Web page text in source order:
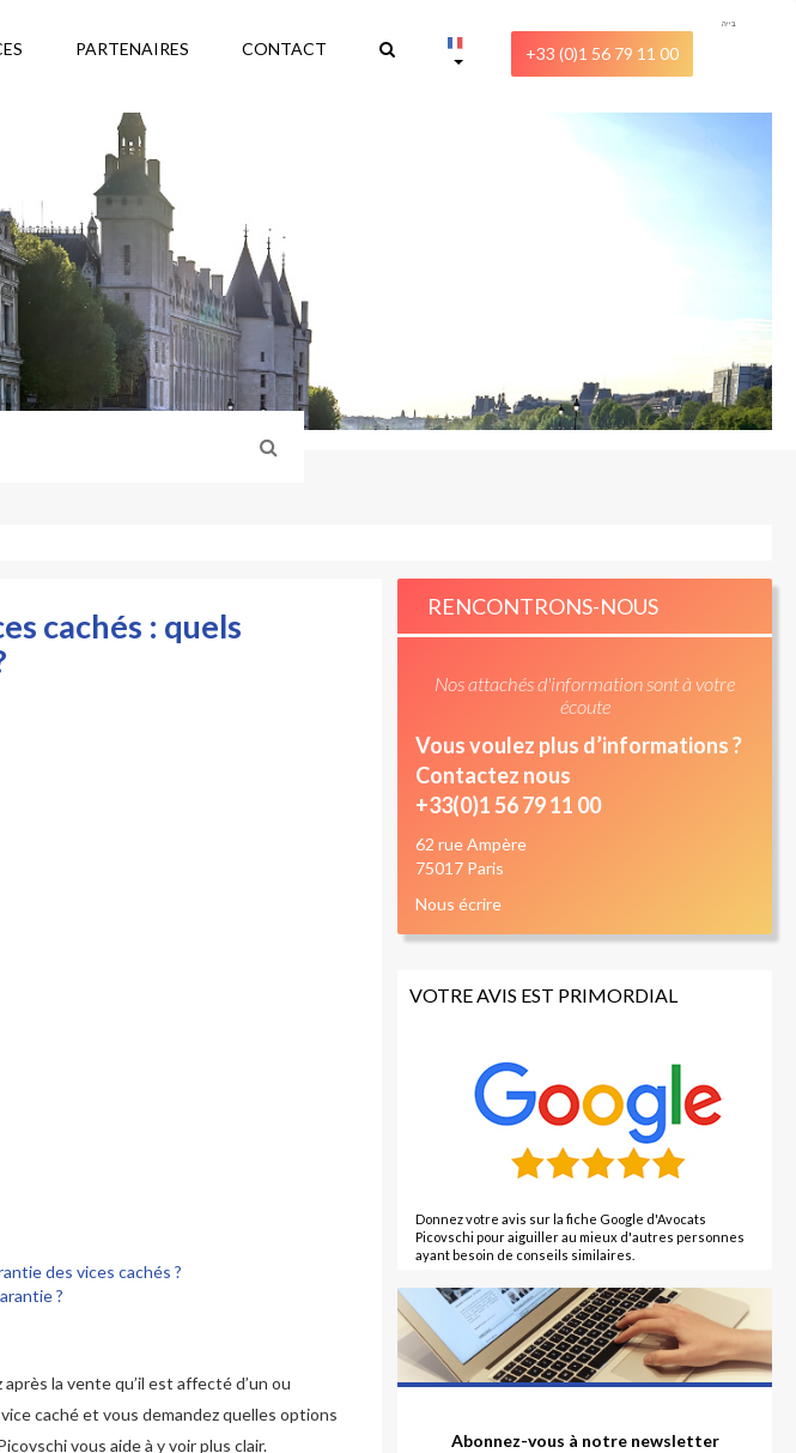
PARTENAIRES CONTACT +33 (0)1 56 79 11 00
בייה
cachés : quels
des vices cachés ?
?
la vente qu’il est affecté d’un ou
caché et vous demandez quelles options
vous aide à y voir plus clair.
RENCONTRONS-NOUS
Nos attachés d'information sont à votre
écoute
Vous voulez plus d’informations ?
Contactez nous
+33(0)1 56 79 11 00
62 rue Ampère
75017 Paris
Nous écrire
VOTRE AVIS EST PRIMORDIAL
Donnez votre avis sur la fiche Google d'Avocats
Picovschi pour aiguiller au mieux d'autres personnes
ayant besoin de conseils similaires.
Abonnez-vous à notre newsletter